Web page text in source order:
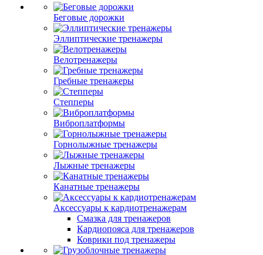
Беговые дорожки
Эллиптические тренажеры
Велотренажеры
Гребные тренажеры
Степперы
Виброплатформы
Горнолыжные тренажеры
Лыжные тренажеры
Канатные тренажеры
Аксессуары к кардиотренажерам
Смазка для тренажеров
Кардиопояса для тренажеров
Коврики под тренажеры